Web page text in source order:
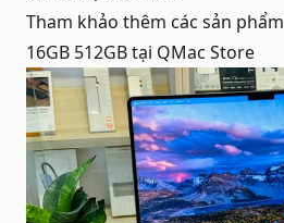
Tham khảo thêm các sản phẩm
16GB 512GBtại QMac Store